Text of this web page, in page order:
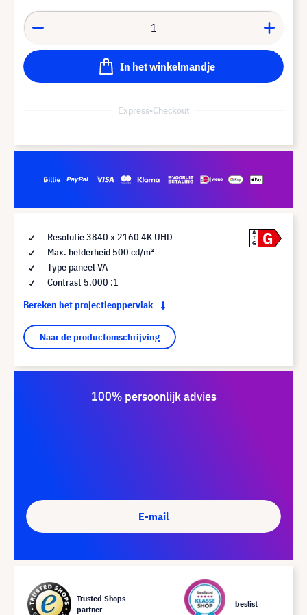
In het winkelmandje
Express-Checkout
Resolutie 3840 x 2160 4K UHD
Max. helderheid 500 cd/m²
Type paneel VA
Contrast 5.000 :1
Bereken het projectieoppervlak
Naar de productomschrijving
A
G
G
100% persoonlijk advies
E-mail
Trusted Shops
partner
beslist